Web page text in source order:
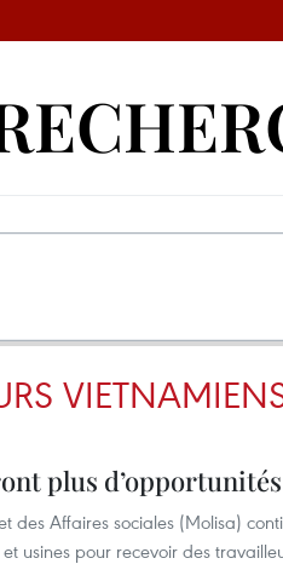
plus
des Affaires sociales (Molisa)
usines pour recevoir des